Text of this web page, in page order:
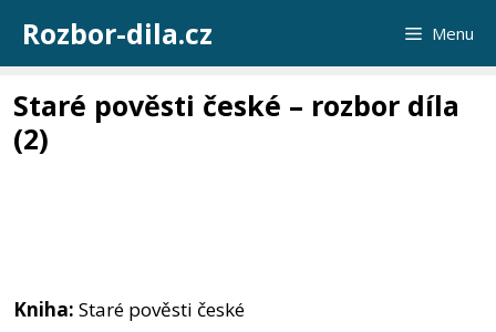
obsah
Rozbor-dila.cz Menu
Staré pověsti české – rozbor díla
(2)
Kniha: Staré pověsti české